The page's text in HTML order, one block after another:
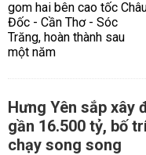
Hưng Yên sắp xây
gần 16.500 tỷ, bố
chạy song song